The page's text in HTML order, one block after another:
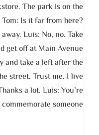
The park is on the
Is it far from here?
Luis: No, no. Take
get off at Main Avenue
and take a left after the
street. Trust me. I live
a lot. Luis: You’re
someone?